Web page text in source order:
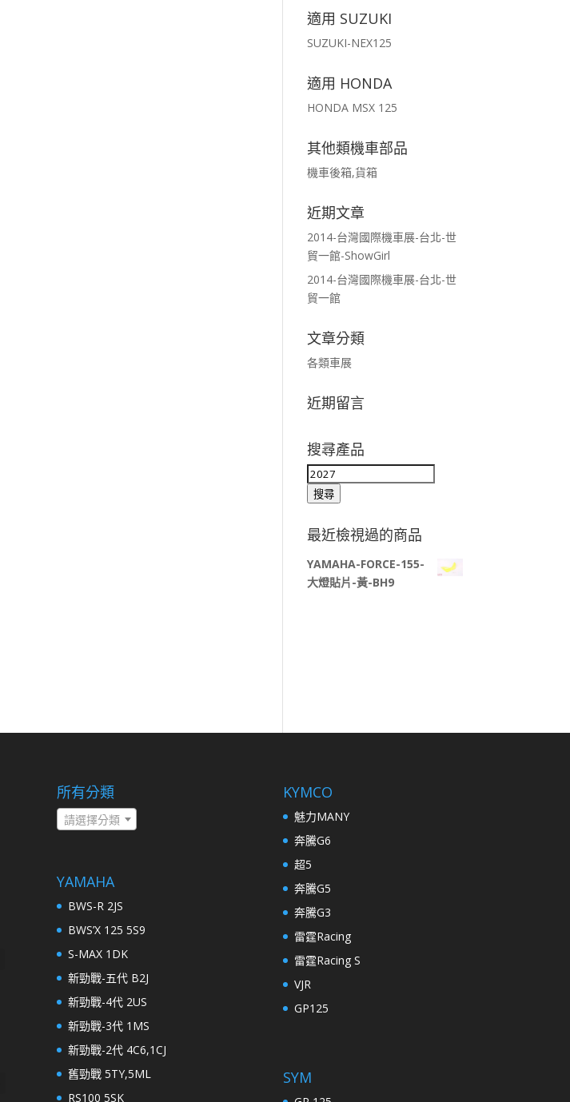
適用 SUZUKI
SUZUKI-NEX125
適用 HONDA
HONDA MSX 125
其他類機車部品
機車後箱,貨箱
近期文章
2014-台灣國際機車展-台北-世
貿一館-ShowGirl
2014-台灣國際機車展-台北-世
貿一館
文章分類
各類車展
近期留言
搜尋產品
搜
尋
鍵
字:
搜尋
最近檢視過的商品
YAMAHA-FORCE-155-
大燈貼片-黃-BH9
所有分類
請選擇分類
YAMAHA
BWS-R 2JS
BWS’X 125 5S9
S-MAX 1DK
新勁戰-五代 B2J
新勁戰-4代 2US
新勁戰-3代 1MS
新勁戰-2代 4C6,1CJ
舊勁戰 5TY,5ML
RS100 5SK
KYMCO
魅力MANY
奔騰G6
超5
奔騰G5
奔騰G3
雷霆Racing
雷霆Racing S
VJR
GP125
SYM